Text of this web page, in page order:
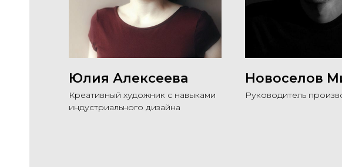
Юлия Алексеева
Креативный художник с навыками
индустриального дизайна
Новоселов
Руководитель